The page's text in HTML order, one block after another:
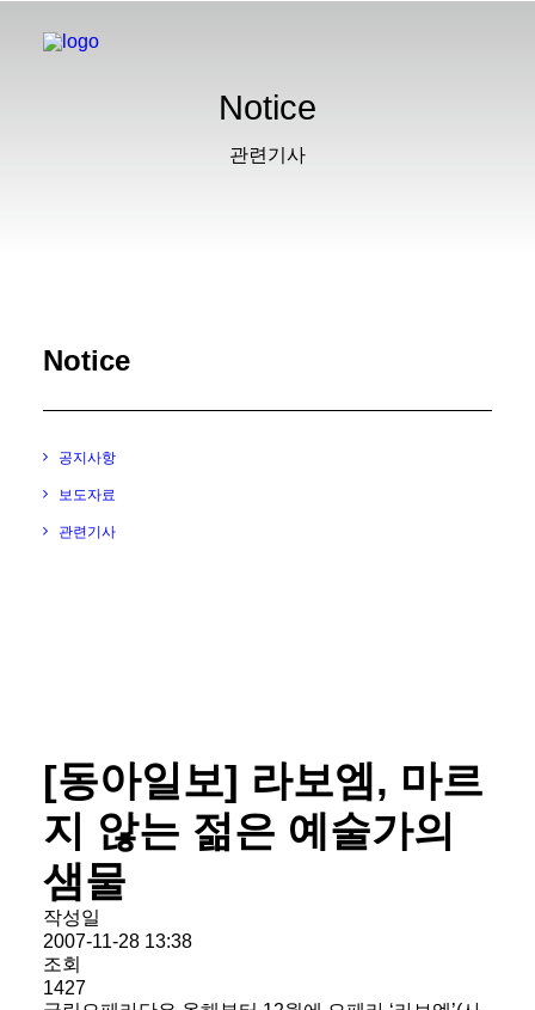
Notice
관련기사
Notice
공지사항
보도자료
관련기사
[동아일보] 라보엠, 마르
지 않는 젊은 예술가의
샘물
작성일
2007-11-28 13:38
조회
1427